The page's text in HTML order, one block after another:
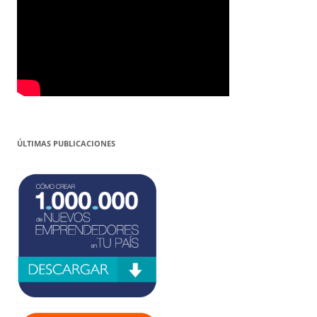
ÚLTIMAS PUBLICACIONES